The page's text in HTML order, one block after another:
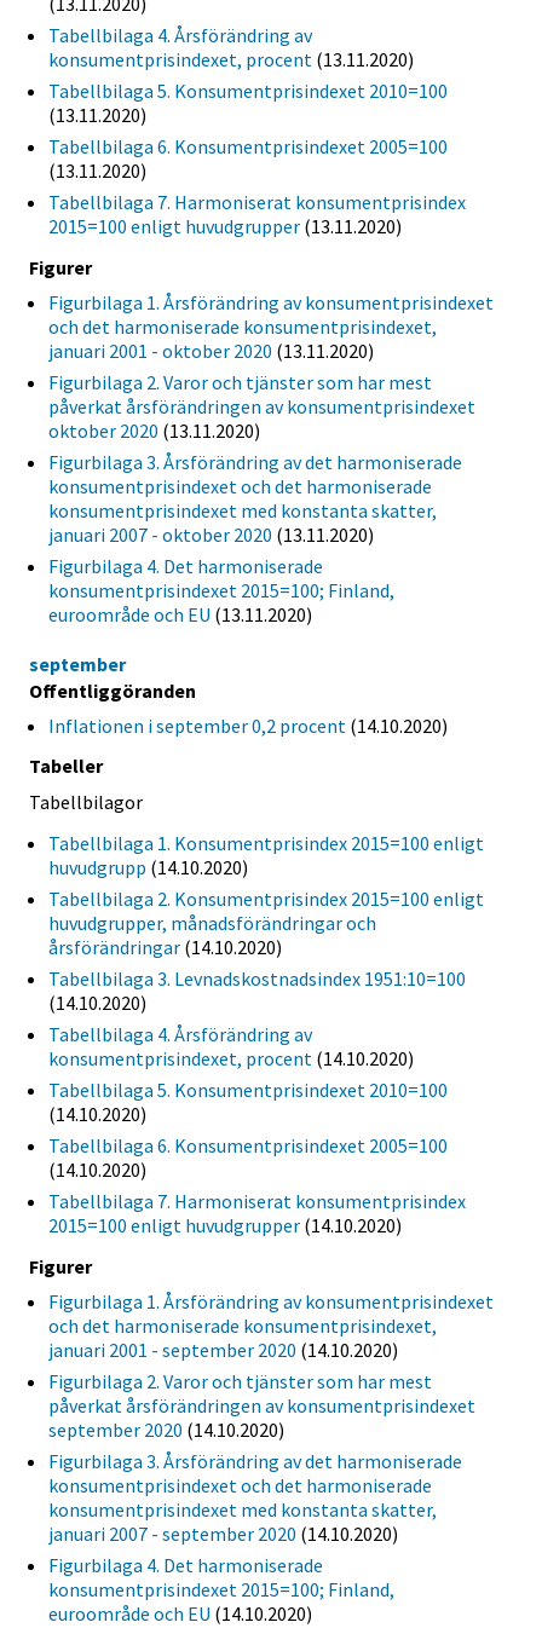
Tabellbilaga 4. Årsförändring av
konsumentprisindexet, procent (13.11.2020)
Tabellbilaga 5. Konsumentprisindexet 2010=100
(13.11.2020)
Tabellbilaga 6. Konsumentprisindexet 2005=100
(13.11.2020)
Tabellbilaga 7. Harmoniserat konsumentprisindex
2015=100 enligt huvudgrupper (13.11.2020)
Figurer
Figurbilaga 1. Årsförändring av konsumentprisindexet
och det harmoniserade konsumentprisindexet,
januari 2001 - oktober 2020 (13.11.2020)
Figurbilaga 2. Varor och tjänster som har mest
påverkat årsförändringen av konsumentprisindexet
oktober 2020 (13.11.2020)
Figurbilaga 3. Årsförändring av det harmoniserade
konsumentprisindexet och det harmoniserade
konsumentprisindexet med konstanta skatter,
januari 2007 - oktober 2020 (13.11.2020)
Figurbilaga 4. Det harmoniserade
konsumentprisindexet 2015=100; Finland,
euroområde och EU (13.11.2020)
september
Offentliggöranden
Inflationen i september 0,2 procent (14.10.2020)
Tabeller
Tabellbilagor
Tabellbilaga 1. Konsumentprisindex 2015=100 enligt
huvudgrupp (14.10.2020)
Tabellbilaga 2. Konsumentprisindex 2015=100 enligt
huvudgrupper, månadsförändringar och
årsförändringar (14.10.2020)
Tabellbilaga 3. Levnadskostnadsindex 1951:10=100
(14.10.2020)
Tabellbilaga 4. Årsförändring av
konsumentprisindexet, procent (14.10.2020)
Tabellbilaga 5. Konsumentprisindexet 2010=100
(14.10.2020)
Tabellbilaga 6. Konsumentprisindexet 2005=100
(14.10.2020)
Tabellbilaga 7. Harmoniserat konsumentprisindex
2015=100 enligt huvudgrupper (14.10.2020)
Figurer
Figurbilaga 1. Årsförändring av konsumentprisindexet
och det harmoniserade konsumentprisindexet,
januari 2001 - september 2020 (14.10.2020)
Figurbilaga 2. Varor och tjänster som har mest
påverkat årsförändringen av konsumentprisindexet
september 2020 (14.10.2020)
Figurbilaga 3. Årsförändring av det harmoniserade
konsumentprisindexet och det harmoniserade
konsumentprisindexet med konstanta skatter,
januari 2007 - september 2020 (14.10.2020)
Figurbilaga 4. Det harmoniserade
konsumentprisindexet 2015=100; Finland,
euroområde och EU (14.10.2020)